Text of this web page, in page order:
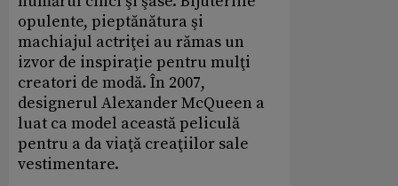
opulente, pieptănătura şi
machiajul actriţei au rămas un
izvor de inspiraţie pentru mulţi
creatori de modă. În 2007,
designerul Alexander McQueen a
luat ca model această peliculă
pentru a da viaţă creaţiilor sale
vestimentare.